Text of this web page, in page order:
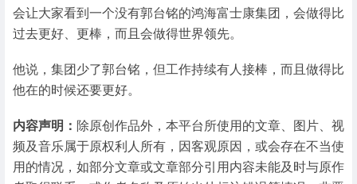
会让大家看到一个没有郭台铭的鸿海富士康集团，会做得比
过去更好、更棒，而且会做得世界领先。
他说，集团少了郭台铭，但工作持续有人接棒，而且做得比
他在的时候还要更好。
内容声明： 除原创作品外，本平台所使用的文章、图片、视
频及音乐属于原权利人所有，因客观原因，或会存在不当使
用的情况，如部分文章或文章部分引用内容未能及时与原作